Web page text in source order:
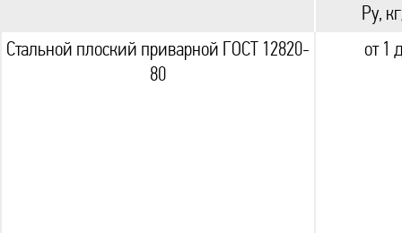
Ру,
Стальной плоский приварной ГОСТ 12820-
80
от 1